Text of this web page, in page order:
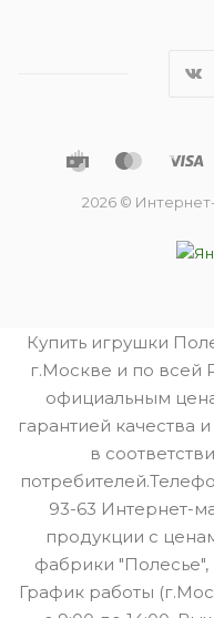
2026 ©
Купить игрушки
г.Москве и по всей
официальным
гарантией качества
в
93-63 Интернет-
продукции с
фабрики "Полесье",
График работы